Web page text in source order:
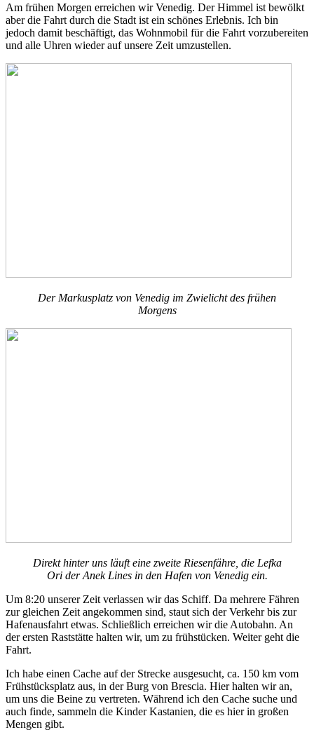
Am frühen Morgen erreichen wir Venedig. Der Himmel ist bewölkt
aber die Fahrt durch die Stadt ist ein schönes Erlebnis. Ich bin
jedoch damit beschäftigt, das Wohnmobil für die Fahrt vorzubereiten
und alle Uhren wieder auf unsere Zeit umzustellen.
Der Markusplatz von Venedig im Zwielicht des frühen
Morgens
Direkt hinter uns läuft eine zweite Riesenfähre, die Lefka
Ori der Anek Lines in den Hafen von Venedig ein.
Um 8:20 unserer Zeit verlassen wir das Schiff. Da mehrere Fähren
zur gleichen Zeit angekommen sind, staut sich der Verkehr bis zur
Hafenausfahrt etwas. Schließlich erreichen wir die Autobahn. An
der ersten Raststätte halten wir, um zu frühstücken. Weiter geht die
Fahrt.
Ich habe einen Cache auf der Strecke ausgesucht, ca. 150 km vom
Frühstücksplatz aus, in der Burg von Brescia. Hier halten wir an,
um uns die Beine zu vertreten. Während ich den Cache suche und
auch finde, sammeln die Kinder Kastanien, die es hier in großen
Mengen gibt.